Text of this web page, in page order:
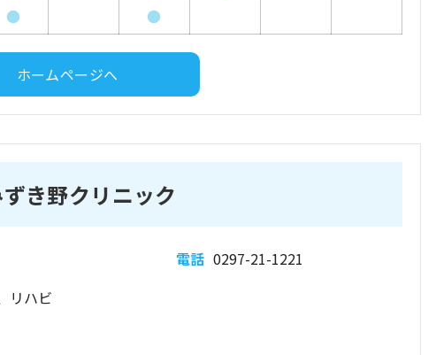
● ●
ホームページへ
き野クリニック
電話 0297-21-1221
リハビ